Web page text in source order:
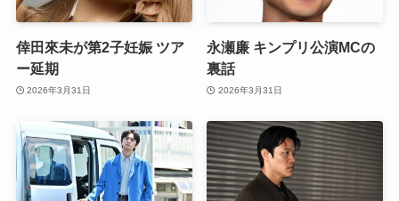
倖田來未が第2子妊娠 ツア
ー延期
2026年3月31日
永瀬廉 キンプリ公演MCの
裏話
2026年3月31日